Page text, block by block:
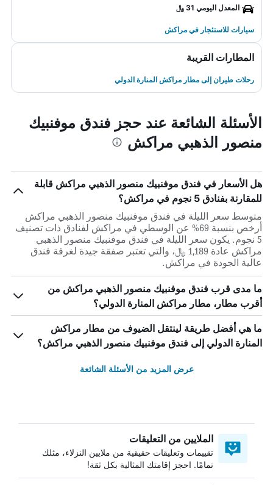
المعدل اليومي 31 ﷼
سيارات للاستئجار في مراكش
المطارات القريبة
رحلات طيران إلى مطار مراكش المنارة الدولي
الأسئلة الشائعة عند حجز فندق موفنبيك
منصور الذهبي مراكش
هل الأسعار في فندق موفنبيك منصور الذهبي مراكش قابلة
للمقارنة بفنادق 5 نجوم في مراكش؟
متوسط سعر الليلة في فندق موفنبيك منصور الذهبي مراكش
أرخص بنسبة 69% عن الوسطي في مراكش لفنادق ذات تصنيف
5 نجوم. يكون سعر الليلة في فندق موفنبيك منصور الذهبي
مراكش عادة 1,189 ﷼، والتي تعتبر صفقة جيدة لغرفة فندق
عالية الجودة في مراكش.
ما مدى قرب فندق موفنبيك منصور الذهبي مراكش من
أقرب مطار، مطار مراكش المنارة الدولي؟
ما هي أفضل طريقة لينتقل الضيوف من مطار مراكش
المنارة الدولي إلى فندق موفنبيك منصور الذهبي مراكش؟
عرض المزيد من الأسئلة الشائعة
الملايين من التعليقات
تقييمات وتعليقات حقيقية من ملايين النزلاء، مثلك
تمامًا. احجز إقامتك المثالية بكل ثقة!